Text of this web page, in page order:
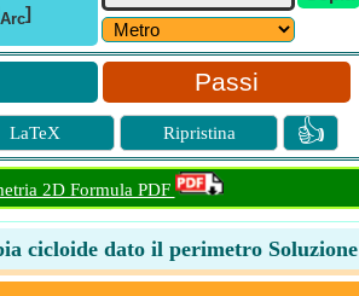
Arc]
Passi
LaTeX Ripristina 👍
2D Formula PDF
cicloide dato il perimetro Soluzione